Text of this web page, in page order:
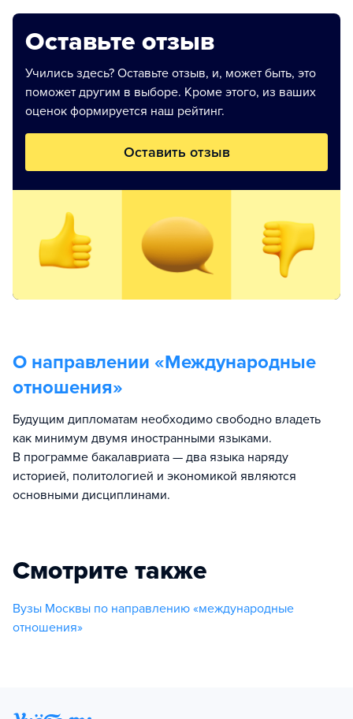
Оставьте отзыв
Учились здесь? Оставьте отзыв, и, может быть, это
поможет другим в выборе. Кроме этого, из ваших
оценок формируется наш рейтинг.
Оставить отзыв
О направлении «Международные
отношения»
Будущим дипломатам необходимо свободно владеть
как минимум двумя иностранными языками.
В программе бакалавриата — два языка наряду
историей, политологией и экономикой являются
основными дисциплинами.
Смотрите также
Вузы Москвы по направлению «международные
отношения»